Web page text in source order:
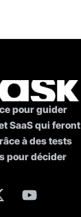
pour guider
SaaS qui feront
à des tests
pour décider